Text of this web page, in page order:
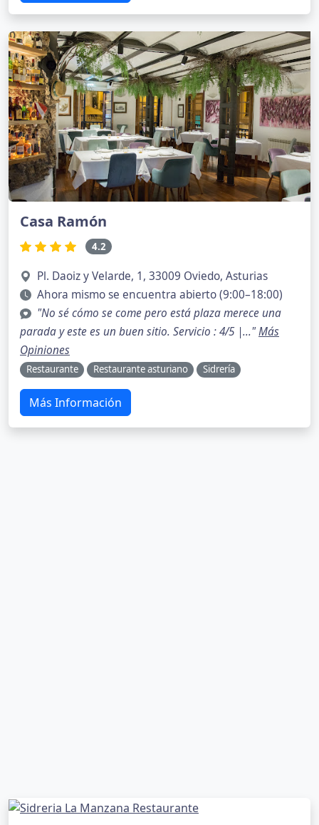
Casa Ramón
4.2
Pl. Daoiz y Velarde, 1, 33009 Oviedo, Asturias
Ahora mismo se encuentra abierto (9:00–18:00)
"No sé cómo se come pero está plaza merece una
parada y este es un buen sitio. Servicio : 4/5 |..."Más
Opiniones
Restaurante Restaurante asturiano Sidrería
Más Información